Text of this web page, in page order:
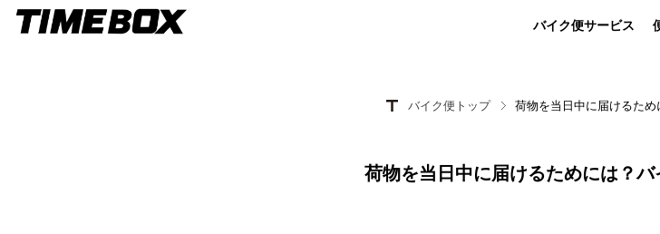
バイク便サービス
バイク便トップ 荷物を当日中に届けるた
荷物を当日中に届けるためには？